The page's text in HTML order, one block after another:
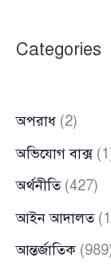
Categories
অপরাধ (2)
অভিযোগ বাক্স
অর্থনীতি(427)
আইন আদালত
আন্তর্জাতিক